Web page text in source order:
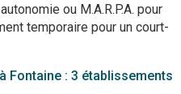
ou M.A.R.P.A. pour
temporaire pour un court-
Fontaine : 3 établissements